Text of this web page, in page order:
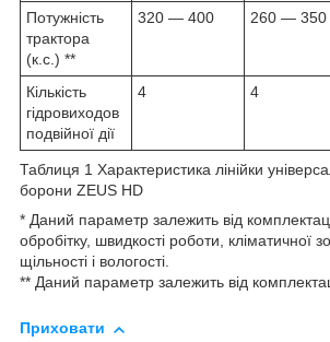
Потужність
трактора
(к.с.) **
320 — 400 260 — 350
Кількість
гідровиходов
подвійної дії
4 4
Таблиця 1 Характеристика лінійки
борони ZEUS HD
* Даний параметр залежить від
обробітку, швидкості роботи, кліматичної
щільності і вологості.
** Даний параметр залежить від
Приховати